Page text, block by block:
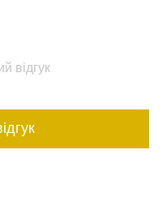
відгук